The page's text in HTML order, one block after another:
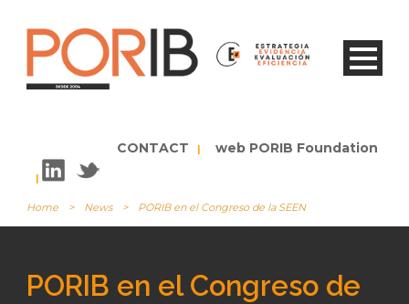
CONTACT | web PORIB Foundation
|
Home > News > PORIB en el Congreso de la SEEN
PORIB en el Congreso de